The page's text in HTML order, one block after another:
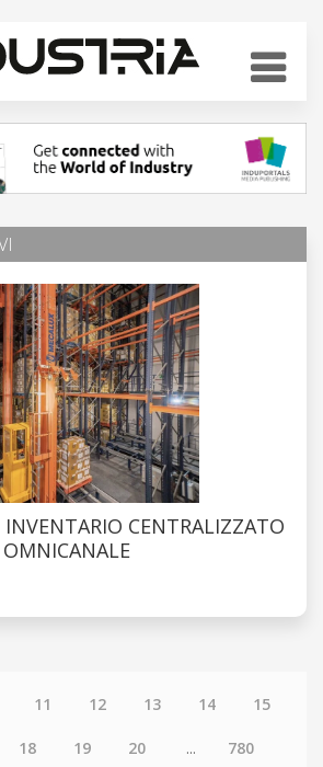
INVENTARIO CENTRALIZZATO
OMNICANALE
11 12 13 14 15
18 19 20 ... 780